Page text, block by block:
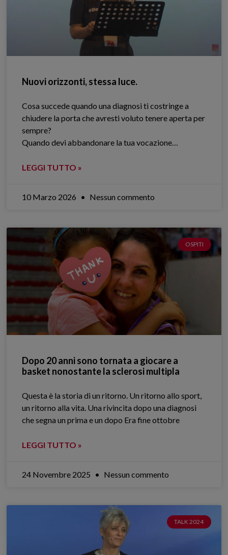
Nuovi orizzonti, stessa luce.
Cosa succede quando una diagnosi ti costringe a
chiudere la porta che avresti voluto tenere aperta per
sempre?
Quando devi abbandonare la tua vocazione…
LEGGI TUTTO »
10 Marzo 2026 Nessun commento
OSPITI
Dopo 20 anni sono tornata a giocare a
basket nonostante la sclerosi multipla
Questa è la storia di un ritorno. Un ritorno allo sport,
un ritorno alla vita. Una rivincita dopo una diagnosi
che segna un prima e un dopo Era fine ottobre
LEGGI TUTTO »
24 Novembre 2025 Nessun commento
TALK 2024